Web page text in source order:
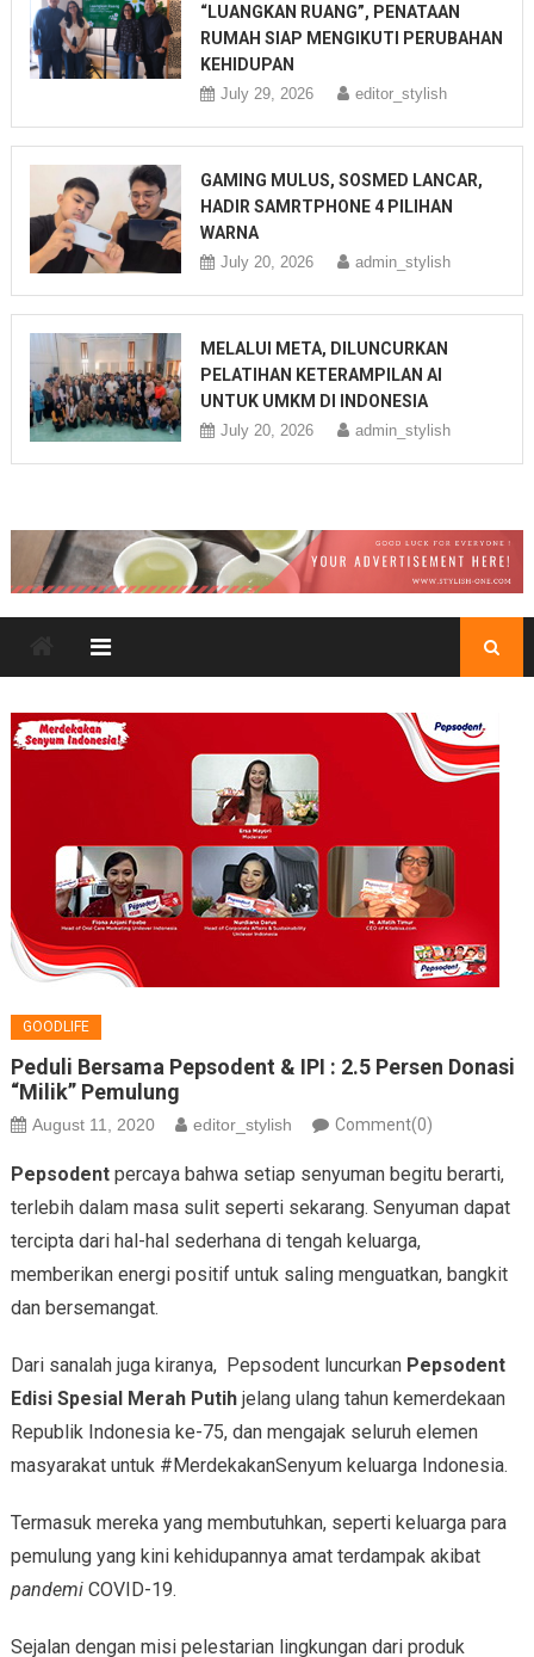
“LUANGKAN RUANG”, PENATAAN
RUMAH SIAP MENGIKUTI PERUBAHAN
KEHIDUPAN
July 29, 2026 editor_stylish
GAMING MULUS, SOSMED LANCAR,
HADIR SAMRTPHONE 4 PILIHAN
WARNA
July 20, 2026 admin_stylish
MELALUI META, DILUNCURKAN
PELATIHAN KETERAMPILAN AI
UNTUK UMKM DI INDONESIA
July 20, 2026 admin_stylish
GOODLIFE
Peduli Bersama Pepsodent & IPI : 2.5 Persen Donasi
“Milik” Pemulung
August 11, 2020 editor_stylish Comment(0)
Pepsodentpercaya bahwa setiap senyuman begitu berarti,
terlebih dalam masa sulit seperti sekarang. Senyuman dapat
tercipta dari hal-hal sederhana di tengah keluarga,
memberikan energi positif untuk saling menguatkan, bangkit
dan bersemangat.
Dari sanalah juga kiranya, Pepsodent luncurkan Pepsodent
Edisi Spesial Merah Putih jelang ulang tahun kemerdekaan
Republik Indonesia ke-75, dan mengajak seluruh elemen
masyarakat untuk #MerdekakanSenyum keluarga Indonesia.
Termasuk mereka yang membutuhkan, seperti keluarga para
pemulung yang kini kehidupannya amat terdampak akibat
pandemi COVID-19.
Sejalan dengan misi pelestarian lingkungan dari produk